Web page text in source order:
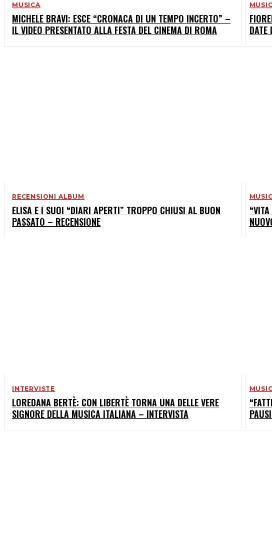
MUSICA
MICHELE BRAVI: ESCE “CRONACA DI UN TEMPO INCERTO” –
IL VIDEO PRESENTATO ALLA FESTA DEL CINEMA DI ROMA
DATE
RECENSIONI ALBUM
ELISA E I SUOI “DIARI APERTI” TROPPO CHIUSI AL BUON
PASSATO – RECENSIONE
INTERVISTE
LOREDANA BERTÈ: CON LIBERTÈ TORNA UNA DELLE VERE
SIGNORE DELLA MUSICA ITALIANA – INTERVISTA